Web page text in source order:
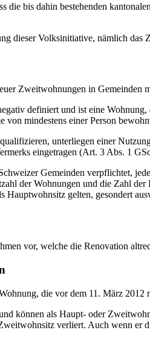
die bis dahin bestehenden
dieser Volksinitiative, nämlich das
Zweitwohnungen in Gemeinden
definiert und ist eine
von mindestens einer Person
unterliegen einer
eingetragen (Art. 3 Abs. 1
Gemeinden verpflichtet,
der Wohnungen und die Zahl
Hauptwohnsitz gelten, gesondert
vor, welche die Renovation
die vor dem 11. März
können als Haupt- oder
verliert. Auch wenn